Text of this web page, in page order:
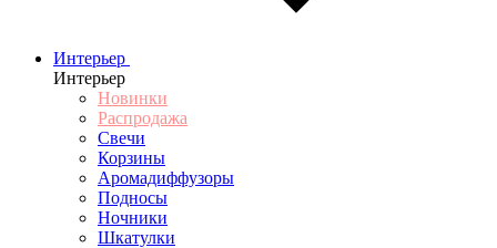
Интерьер
Интерьер
Новинки
Распродажа
Свечи
Корзины
Аромадиффузоры
Подносы
Ночники
Шкатулки